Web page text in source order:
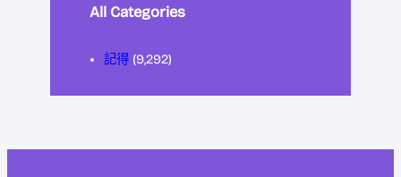
All Categories
記得 (9,292)